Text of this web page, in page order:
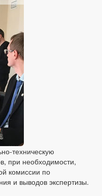
техническую
при необходимости,
комиссии по
и выводов экспертизы.